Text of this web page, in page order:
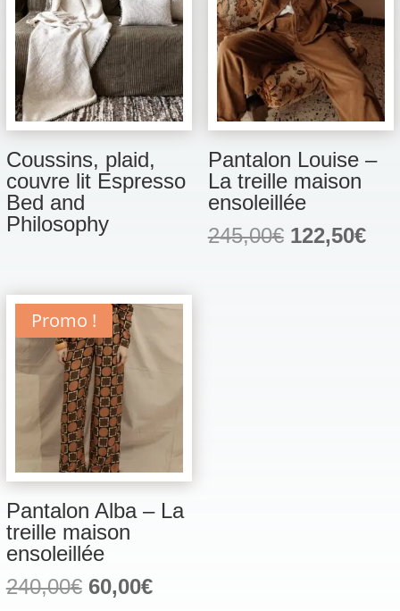
Coussins, plaid,
couvre lit Espresso
Bed and
Philosophy
Pantalon Louise –
La treille maison
ensoleillée
245,00€ Le
122,50€Le
Promo !
Pantalon Alba – La
treille maison
ensoleillée
240,00€ Le
60,00€Le